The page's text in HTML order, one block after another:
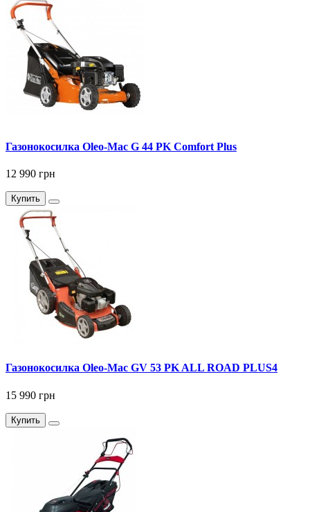
Газонокосилка Oleo-Mac G 44 PK Comfort Plus
12 990 грн
Купить
Газонокосилка Оlео-Маc GV 53 PK ALL ROAD PLUS4
15 990 грн
Купить